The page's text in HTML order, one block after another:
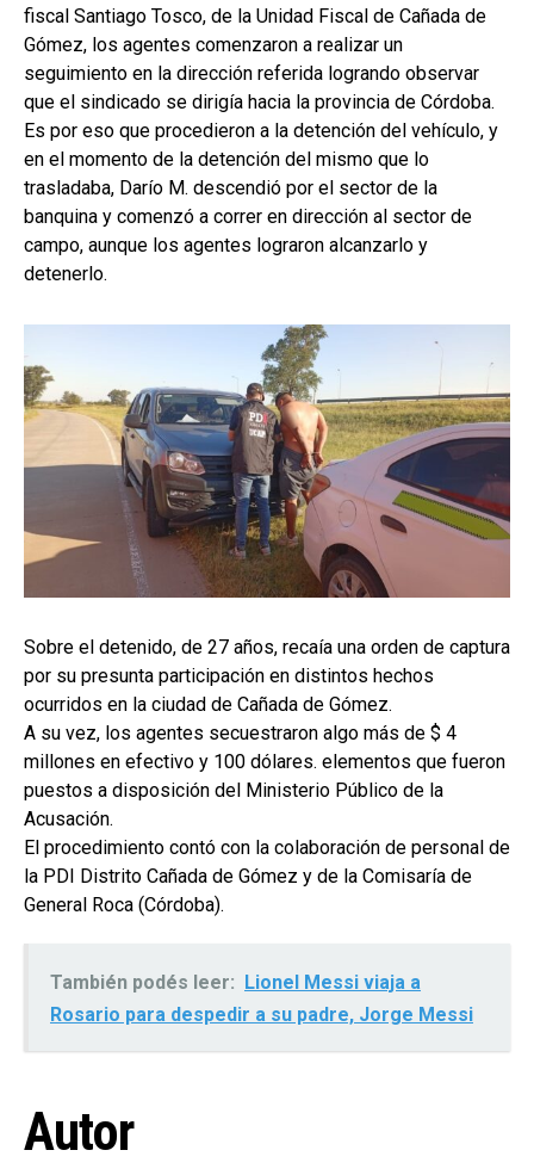
fiscal Santiago Tosco, de la Unidad Fiscal de Cañada de
Gómez, los agentes comenzaron a realizar un
seguimiento en la dirección referida logrando observar
que el sindicado se dirigía hacia la provincia de Córdoba.
Es por eso que procedieron a la detención del vehículo, y
en el momento de la detención del mismo que lo
trasladaba, Darío M. descendió por el sector de la
banquina y comenzó a correr en dirección al sector de
campo, aunque los agentes lograron alcanzarlo y
detenerlo.
Sobre el detenido, de 27 años, recaía una orden de captura
por su presunta participación en distintos hechos
ocurridos en la ciudad de Cañada de Gómez.
A su vez, los agentes secuestraron algo más de $ 4
millones en efectivo y 100 dólares. elementos que fueron
puestos a disposición del Ministerio Público de la
Acusación.
El procedimiento contó con la colaboración de personal de
la PDI Distrito Cañada de Gómez y de la Comisaría de
General Roca (Córdoba).
También podés leer: Lionel Messi viaja a
Rosario para despedir a su padre, Jorge Messi
Autor